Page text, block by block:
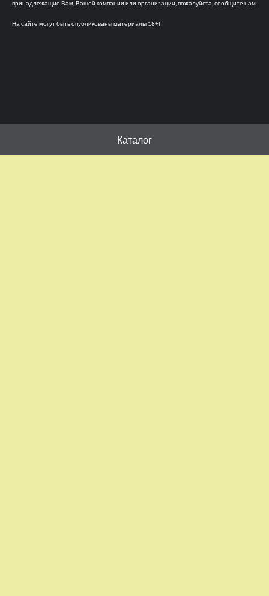
принадлежащие Вам, Вашей компании или организации, пожалуйста, сообщите нам.
На сайте могут быть опубликованы материалы 18+!
Каталог